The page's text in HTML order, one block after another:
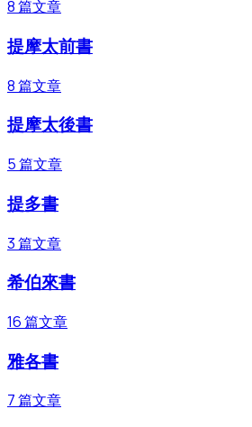
8篇文章
提摩太前書
8篇文章
提摩太後書
5篇文章
提多書
3篇文章
希伯來書
16篇文章
雅各書
7篇文章